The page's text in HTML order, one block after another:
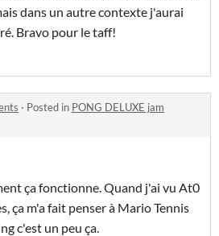
dans un autre contexte j'aurai
Bravo pour le taff!
· Posted in PONG DELUXE jam
ça fonctionne. Quand j'ai vu At0
ça m'a fait penser à Mario Tennis
c'est un peu ça.